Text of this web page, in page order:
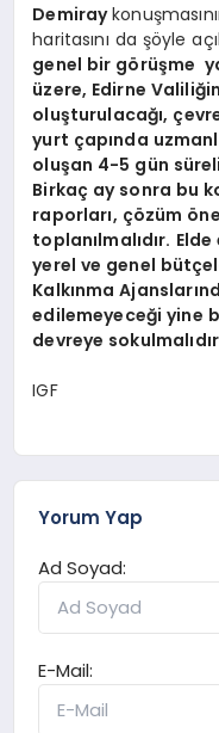
Demiray
haritasını da şöyle
genel bir görüşme
üzere, Edirne
oluşturulacağı,
yurt çapında
oluşan 4-5 gün
Birkaç ay sonra bu
raporları, çözüm
toplanılmalıdır.
yerel ve genel
Kalkınma
edilemeyeceği yine
devreye
IGF
Yorum Yap
Ad Soyad:
E-Mail: